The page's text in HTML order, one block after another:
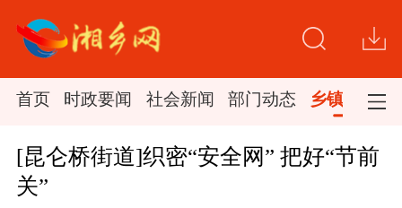
首页 时政要闻 社会新闻 部门动态 乡镇新闻
[昆仑桥街道]织密“安全网” 把好“节前
关”